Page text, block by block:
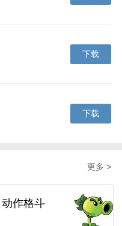
下载
下载
更多 >
动作格斗